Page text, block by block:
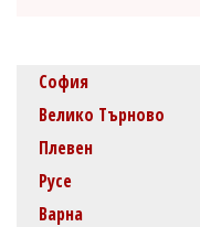
София
Велико Търново
Плевен
Русе
Варна